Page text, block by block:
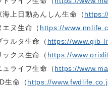
海上日動あんしん生命（
エヌ生命（ https://
ラルタ生命（ https://www.gib-
ックス生命（ https://
ュライフ生命（https://
生命（https://